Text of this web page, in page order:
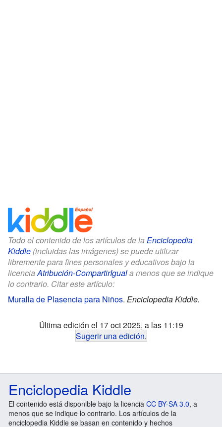
Todo el contenido de los artículos de la Enciclopedia
Kiddle (incluidas las imágenes) se puede utilizar
libremente para fines personales y educativos bajo la
licenciaAtribución-CompartirIguala menos que se indique
lo contrario. Citar este artículo:
Muralla de Plasencia para Niños. Enciclopedia Kiddle.
Última edición el 17 oct 2025, a las 11:19
Sugerir una edición.
Enciclopedia Kiddle
El contenido está disponible bajo la licencia CC BY-SA 3.0, a
menos que se indique lo contrario. Los artículos de la
enciclopedia Kiddle se basan en contenido y hechos